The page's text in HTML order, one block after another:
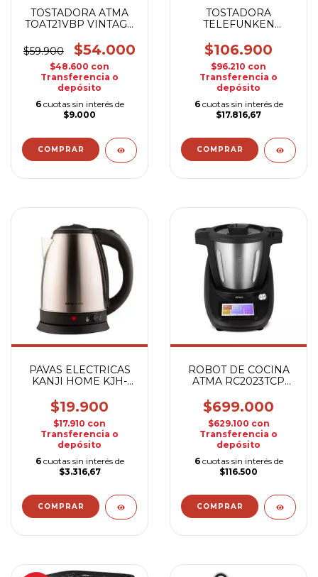
TOSTADORA ATMA
TOAT21VBP VINTAGE
$59.900
$54.000
$48.600 con
Transferencia o
depósito
6 cuotas sin interés de
$9.000
TOSTADORA
TELEFUNKEN
$106.900
$96.210 con
Transferencia o
depósito
6 cuotas sin interés de
$17.816,67
PAVAS ELECTRICAS
KANJI HOME KJH-
$19.900
$17.910 con
Transferencia o
depósito
6 cuotas sin interés de
$3.316,67
ROBOT DE COCINA
ATMA RC2023TCP
$699.000
$629.100 con
Transferencia o
depósito
6 cuotas sin interés de
$116.500